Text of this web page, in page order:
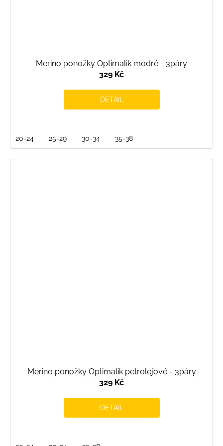
Merino ponožky Optimalik modré - 3páry
329 Kč
DETAIL
20-24 25-29 30-34 35-38
Merino ponožky Optimalik petrolejové - 3páry
329 Kč
DETAIL